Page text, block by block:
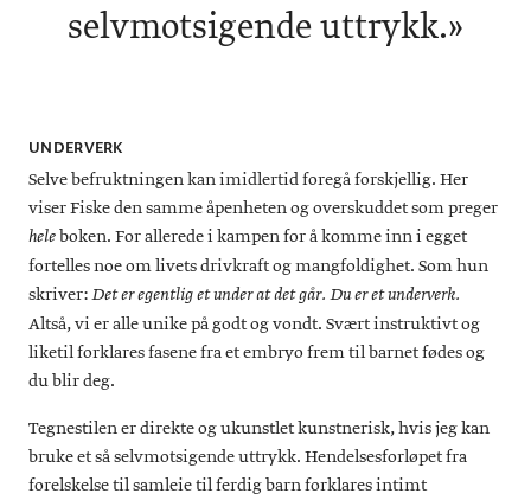
selvmotsigende uttrykk.»
UNDERVERK
Selve befruktningen kan imidlertid foregå forskjellig. Her
viser Fiske den samme åpenheten og overskuddet som preger
heleboken. For allerede i kampen for å komme inn i egget
fortelles noe om livets drivkraft og mangfoldighet. Som hun
skriver:Det er egentlig et under at det går. Du er et underverk.
Altså, vi er alle unike på godt og vondt. Svært instruktivt og
liketil forklares fasene fra et embryo frem til barnet fødes og
du blir deg.
Tegnestilen er direkte og ukunstlet kunstnerisk, hvis jeg kan
bruke et så selvmotsigende uttrykk. Hendelsesforløpet fra
forelskelse til samleie til ferdig barn forklares intimt